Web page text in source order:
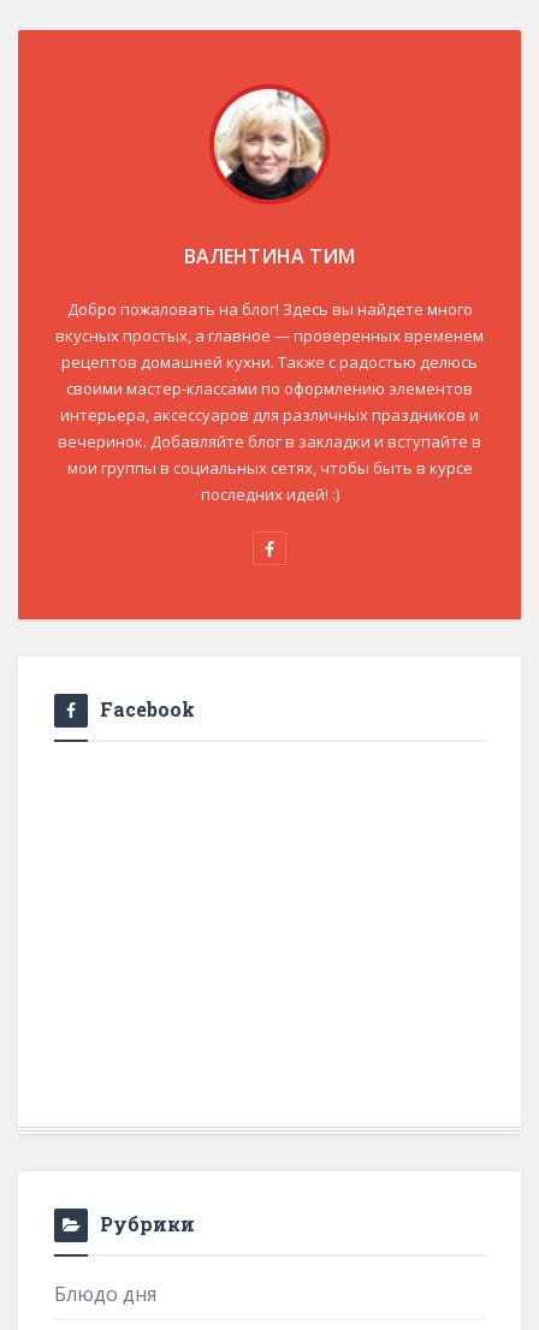
ВАЛЕНТИНА ТИМ
Добро пожаловать на блог! Здесь вы найдете много
вкусных простых, а главное — проверенных временем
рецептов домашней кухни. Также с радостью делюсь
своими мастер-классами по оформлению элементов
интерьера, аксессуаров для различных праздников и
вечеринок. Добавляйте блог в закладки и вступайте в
мои группы в социальных сетях, чтобы быть в курсе
последних идей! :)
Facebook
Рубрики
Блюдо дня